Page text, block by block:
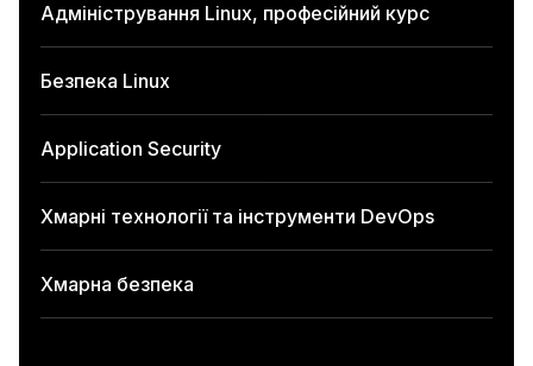
Адміністрування Linux, професійний курс
Безпека Linux
Application Security
Хмарні технології та інструменти DevOps
Хмарна безпека